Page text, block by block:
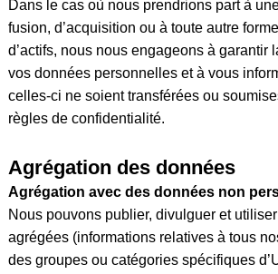
Dans le cas où nous prendrions part à
fusion, d’acquisition ou à toute autre
d’actifs, nous nous engageons à garantir
vos données personnelles et à vous
celles-ci ne soient transférées ou
règles de confidentialité.
Agrégation des données
Agrégation avec des données non
Nous pouvons publier, divulguer et
agrégées (informations relatives à tous
des groupes ou catégories spécifiques